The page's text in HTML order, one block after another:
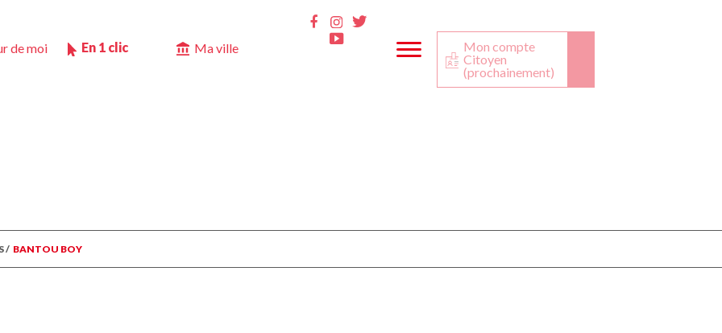
de moi En 1 clic Ma ville
Facebook
InstaTwitter
Youtube
Mon compte
Citoyen
(prochainement)
/ BANTOU BOY